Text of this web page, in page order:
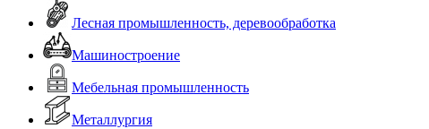
Лесная промышленность, деревообработка
Машиностроение
Мебельная промышленность
Металлургия